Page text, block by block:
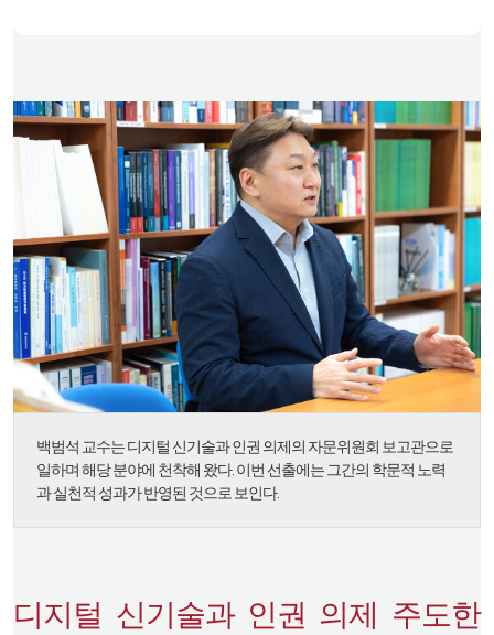
백범석 교수는 디지털 신기술과 인권 의제의 자문위원회 보고관으로
일하며 해당 분야에 천착해 왔다. 이번 선출에는 그간의 학문적 노력
과 실천적 성과가 반영된 것으로 보인다.
디지털 신기술과 인권 의제 주도한